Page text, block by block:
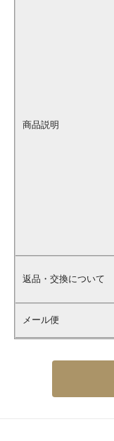
商品説明
返品・交換について
メール便